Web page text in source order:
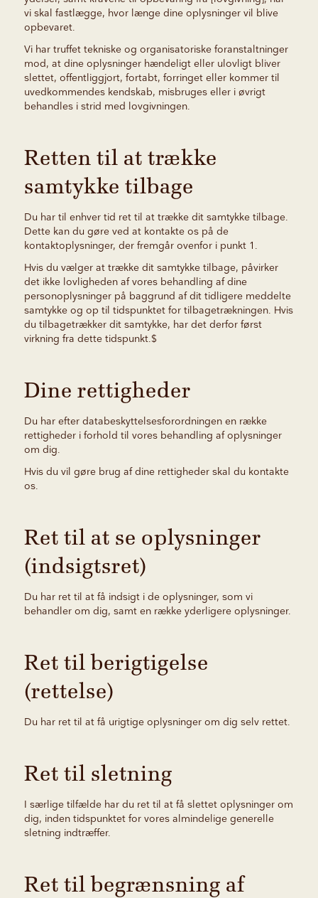
vi skal fastlægge, hvor længe dine oplysninger vil blive
opbevaret.
Vi har truffet tekniske og organisatoriske foranstaltninger
mod, at dine oplysninger hændeligt eller ulovligt bliver
slettet, offentliggjort, fortabt, forringet eller kommer til
uvedkommendes kendskab, misbruges eller i øvrigt
behandles i strid med lovgivningen.
Retten til at trække
samtykke tilbage
Du har til enhver tid ret til at trække dit samtykke tilbage.
Dette kan du gøre ved at kontakte os på de
kontaktoplysninger, der fremgår ovenfor i punkt 1.
Hvis du vælger at trække dit samtykke tilbage, påvirker
det ikke lovligheden af vores behandling af dine
personoplysninger på baggrund af dit tidligere meddelte
samtykke og op til tidspunktet for tilbagetrækningen. Hvis
du tilbagetrækker dit samtykke, har det derfor først
virkning fra dette tidspunkt.$
Dine rettigheder
Du har efter databeskyttelsesforordningen en række
rettigheder i forhold til vores behandling af oplysninger
om dig.
Hvis du vil gøre brug af dine rettigheder skal du kontakte
os.
Ret til at se oplysninger
(indsigtsret)
Du har ret til at få indsigt i de oplysninger, som vi
behandler om dig, samt en række yderligere oplysninger.
Ret til berigtigelse
(rettelse)
Du har ret til at få urigtige oplysninger om dig selv rettet.
Ret til sletning
I særlige tilfælde har du ret til at få slettet oplysninger om
dig, inden tidspunktet for vores almindelige generelle
sletning indtræffer.
Ret til begrænsning af